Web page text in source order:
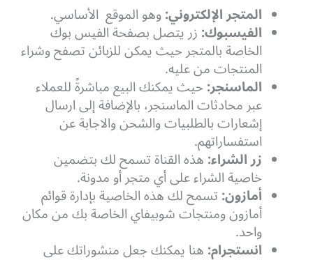
المتجر الإلكتروني:وهو الموقع الأساسي.
الفيسبوك:زر يتصل بصفحة الفيس بوك
الخاصة بالمتجر حيث يمكن للزبائن تصفح وشراء
المنتجات من عليه.
الماسنجر:حيث يمكنك البيع مباشرةً للعملاء
عبر محادثات الماسنجر، بالإضافة إلى ارسال
إشعارات بالطلبيات والشحن والاجابة عن
استفساراتهم.
زر الشراء:هذه القناة تسمح لك بتضمين
خاصية الشراء على أي متجر أو مدونة.
أمازون:تسمح لك هذه الخاصية بإدارة قوائم
أمازون ومنتجات شوبيفاي الخاصة بك من مكان
واحد.
انستجرام:هنا يمكنك جعل منشوراتك على